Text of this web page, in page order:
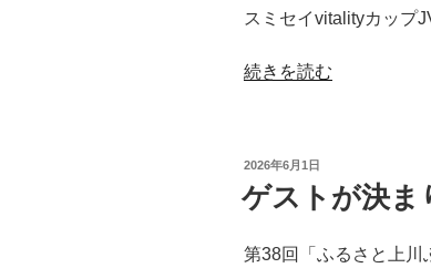
プ”
スミセイvitalityカップ
“全
ー
ー
続きを読む
投
稿
日:
2026年6月1日
ゲストが決ま
第38回「ふるさと上川